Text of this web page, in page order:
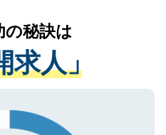
扱いについての厳密な
事業者のみに付与され
ークを取得済みです。
てもご安心ください。
医療機関の状況や紹介
、適切なアドバイスを
。すぐにご転職をされ
なサポートが可能です
ください。
の秘訣は
求人」